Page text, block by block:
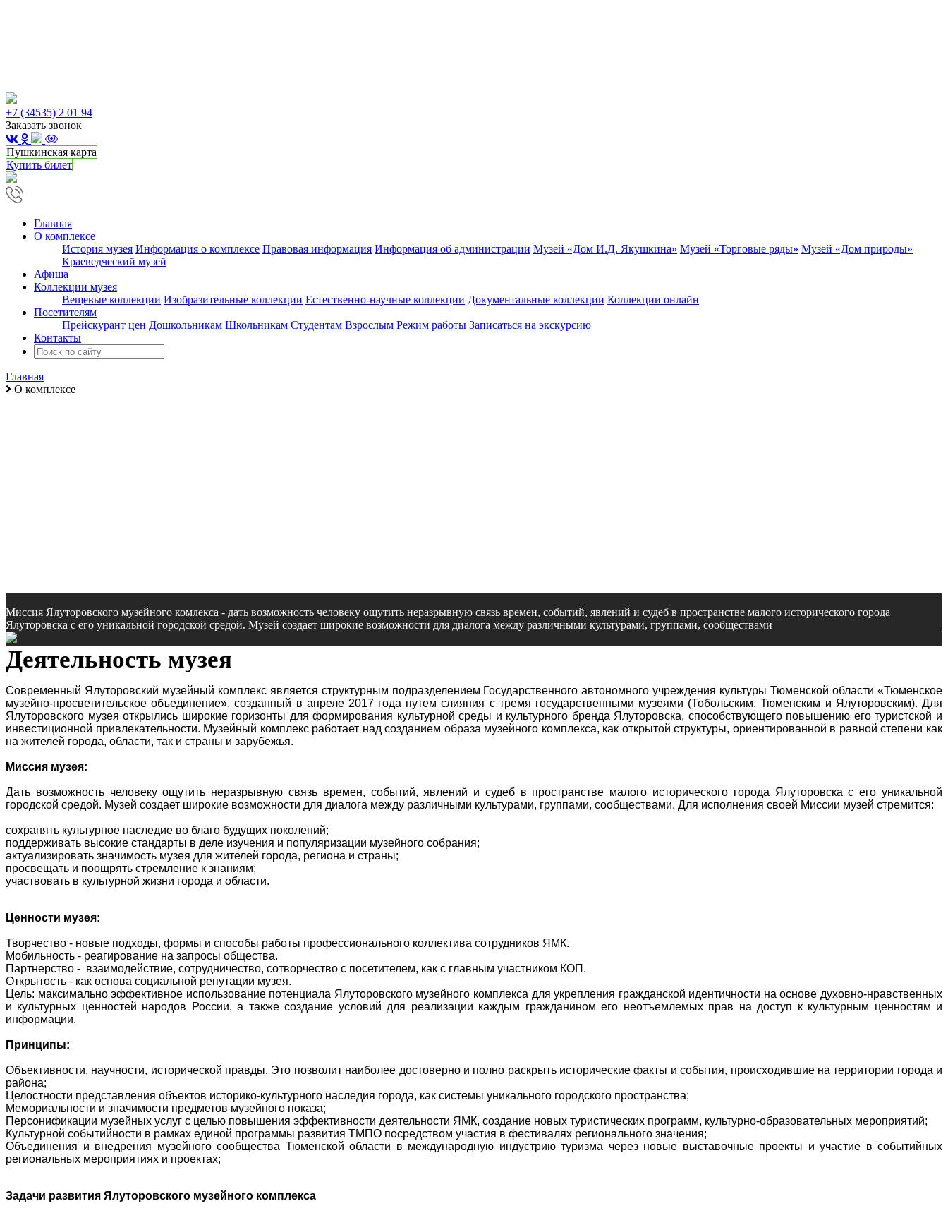
+7 (34535) 2 01 94
Заказать звонок
Пушкинская карта
Купить билет
Главная
О комплексе
История музея Информация о комплексе Правовая информация Информация об администрации Музей «Дом И.Д. Якушкина» Музей «Торговые ряды» Музей «Дом природы»
Краеведческий музей
Афиша
Коллекции музея
Вещевые коллекции Изобразительные коллекции Естественно-научные коллекции Документальные коллекции Коллекции онлайн
Посетителям
Прейскурант цен Дошкольникам Школьникам Студентам Взрослым Режим работы Записаться на экскурсию
Контакты
Главная
О комплексе
Миссия Ялуторовского музейного комлекса - дать возможность человеку ощутить неразрывную связь времен, событий, явлений и судеб в пространстве малого исторического города
Ялуторовска с его уникальной городской средой. Музей создает широкие возможности для диалога между различными культурами, группами, сообществами
Деятельность музея
Современный Ялуторовский музейный комплекс является структурным подразделением Государственного автономного учреждения культуры Тюменской области «Тюменское
музейно-просветительское объединение», созданный в апреле 2017 года путем слияния с тремя государственными музеями (Тобольским, Тюменским и Ялуторовским). Для
Ялуторовского музея открылись широкие горизонты для формирования культурной среды и культурного бренда Ялуторовска, способствующего повышению его туристской и
инвестиционной привлекательности. Музейный комплекс работает над созданием образа музейного комплекса, как открытой структуры, ориентированной в равной степени как
на жителей города, области, так и страны и зарубежья.
Миссия музея:
Дать возможность человеку ощутить неразрывную связь времен, событий, явлений и судеб в пространстве малого исторического города Ялуторовска с его уникальной
городской средой. Музей создает широкие возможности для диалога между различными культурами, группами, сообществами. Для исполнения своей Миссии музей стремится:
сохранять культурное наследие во благо будущих поколений;
поддерживать высокие стандарты в деле изучения и популяризации музейного собрания;
актуализировать значимость музея для жителей города, региона и страны;
просвещать и поощрять стремление к знаниям;
участвовать в культурной жизни города и области.
Ценности музея:
Творчество - новые подходы, формы и способы работы профессионального коллектива сотрудников ЯМК.
Мобильность - реагирование на запросы общества.
Партнерство - взаимодействие, сотрудничество, сотворчество с посетителем, как с главным участником КОП.
Открытость - как основа социальной репутации музея.
Цель: максимально эффективное использование потенциала Ялуторовского музейного комплекса для укрепления гражданской идентичности на основе духовно-нравственных
и культурных ценностей народов России, а также создание условий для реализации каждым гражданином его неотъемлемых прав на доступ к культурным ценностям и
информации.
Принципы:
Объективности, научности, исторической правды. Это позволит наиболее достоверно и полно раскрыть исторические факты и события, происходившие на территории города и
района;
Целостности представления объектов историко-культурного наследия города, как системы уникального городского пространства;
Мемориальности и значимости предметов музейного показа;
Персонификации музейных услуг с целью повышения эффективности деятельности ЯМК, создание новых туристических программ, культурно-образовательных мероприятий;
Культурной событийности в рамках единой программы развития ТМПО посредством участия в фестивалях регионального значения;
Объединения и внедрения музейного сообщества Тюменской области в международную индустрию туризма через новые выставочные проекты и участие в событийных
региональных мероприятиях и проектах;
Задачи развития Ялуторовского музейного комплекса